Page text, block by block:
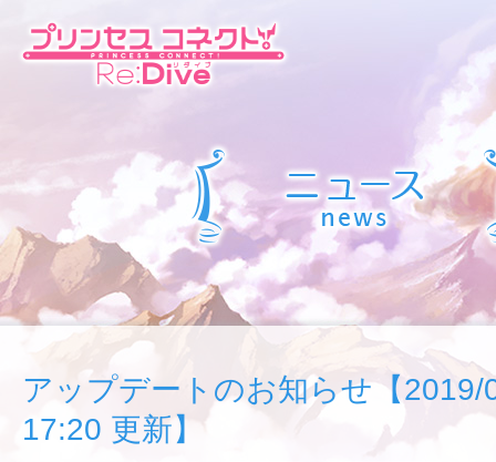
アップデートのお知らせ【2019/
17:20 更新】